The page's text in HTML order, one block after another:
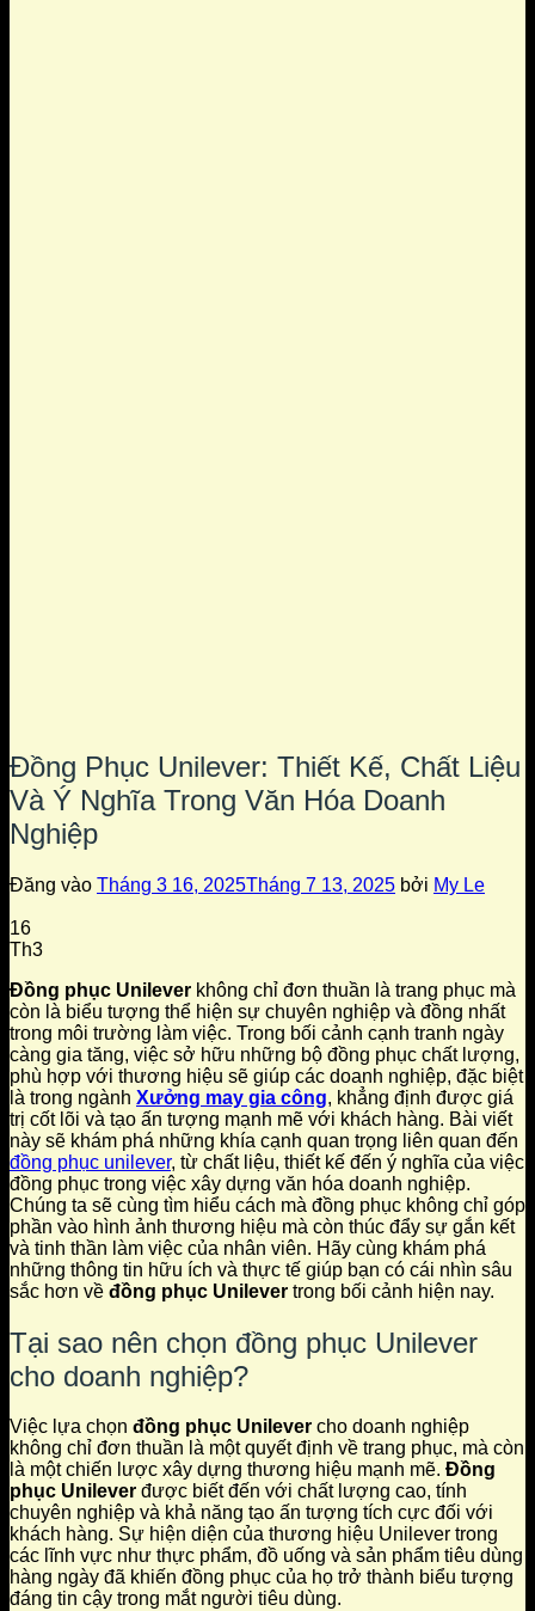
Đồng Phục Unilever: Thiết Kế, Chất Liệu
Và Ý Nghĩa Trong Văn Hóa Doanh
Nghiệp
Đăng vào Tháng 3 16, 2025Tháng 7 13, 2025 bởi My Le
16
Th3
Đồng phục Unilever không chỉ đơn thuần là trang phục mà
còn là biểu tượng thể hiện sự chuyên nghiệp và đồng nhất
trong môi trường làm việc. Trong bối cảnh cạnh tranh ngày
càng gia tăng, việc sở hữu những bộ đồng phục chất lượng,
phù hợp với thương hiệu sẽ giúp các doanh nghiệp, đặc biệt
là trong ngành Xưởng may gia công, khẳng định được giá
trị cốt lõi và tạo ấn tượng mạnh mẽ với khách hàng. Bài viết
này sẽ khám phá những khía cạnh quan trọng liên quan đến
đồng phục unilever, từ chất liệu, thiết kế đến ý nghĩa của việc
đồng phục trong việc xây dựng văn hóa doanh nghiệp.
Chúng ta sẽ cùng tìm hiểu cách mà đồng phục không chỉ góp
phần vào hình ảnh thương hiệu mà còn thúc đẩy sự gắn kết
và tinh thần làm việc của nhân viên. Hãy cùng khám phá
những thông tin hữu ích và thực tế giúp bạn có cái nhìn sâu
sắc hơn về đồng phục Unilever trong bối cảnh hiện nay.
Tại sao nên chọn đồng phục Unilever
cho doanh nghiệp?
Việc lựa chọn đồng phục Unilever cho doanh nghiệp
không chỉ đơn thuần là một quyết định về trang phục, mà còn
là một chiến lược xây dựng thương hiệu mạnh mẽ. Đồng
phục Unilever được biết đến với chất lượng cao, tính
chuyên nghiệp và khả năng tạo ấn tượng tích cực đối với
khách hàng. Sự hiện diện của thương hiệu Unilever trong
các lĩnh vực như thực phẩm, đồ uống và sản phẩm tiêu dùng
hàng ngày đã khiến đồng phục của họ trở thành biểu tượng
đáng tin cậy trong mắt người tiêu dùng.